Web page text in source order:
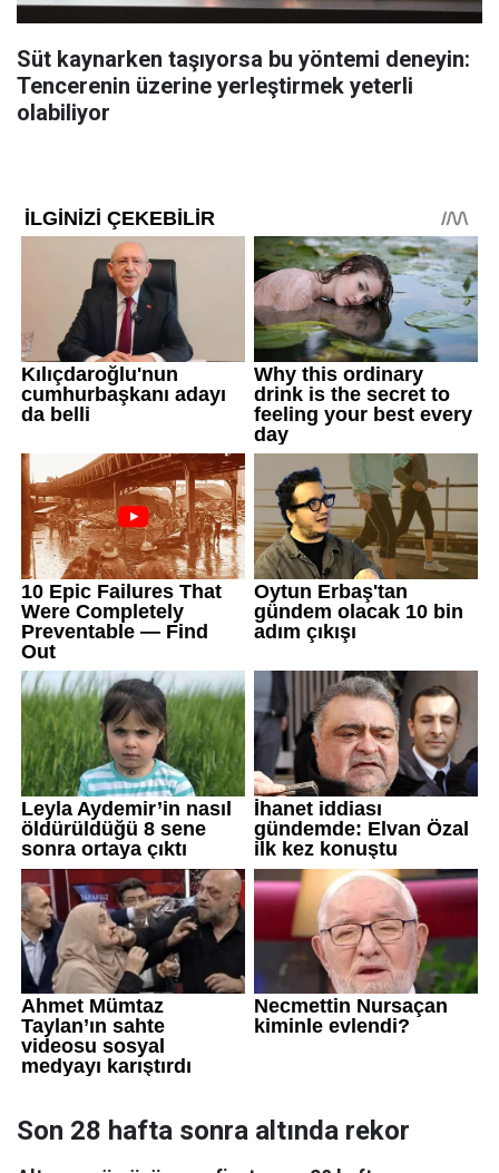
Süt kaynarken taşıyorsa bu yöntemi deneyin:
Tencerenin üzerine yerleştirmek yeterli
olabiliyor
Son 28 hafta sonra altında rekor